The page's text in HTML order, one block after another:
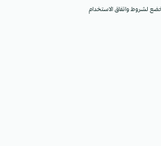
لشروط واتفاق الاستخدام